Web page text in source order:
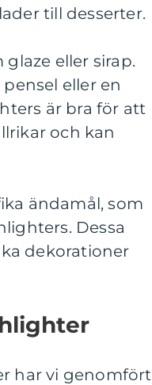
till desserter.
eller sirap.
eller en
är bra för att
och kan
ändamål, som
Dessa
dekorationer
har vi genomfört